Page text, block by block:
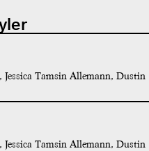
Jessica Tamsin Allemann, Dustin
Jessica Tamsin Allemann, Dustin